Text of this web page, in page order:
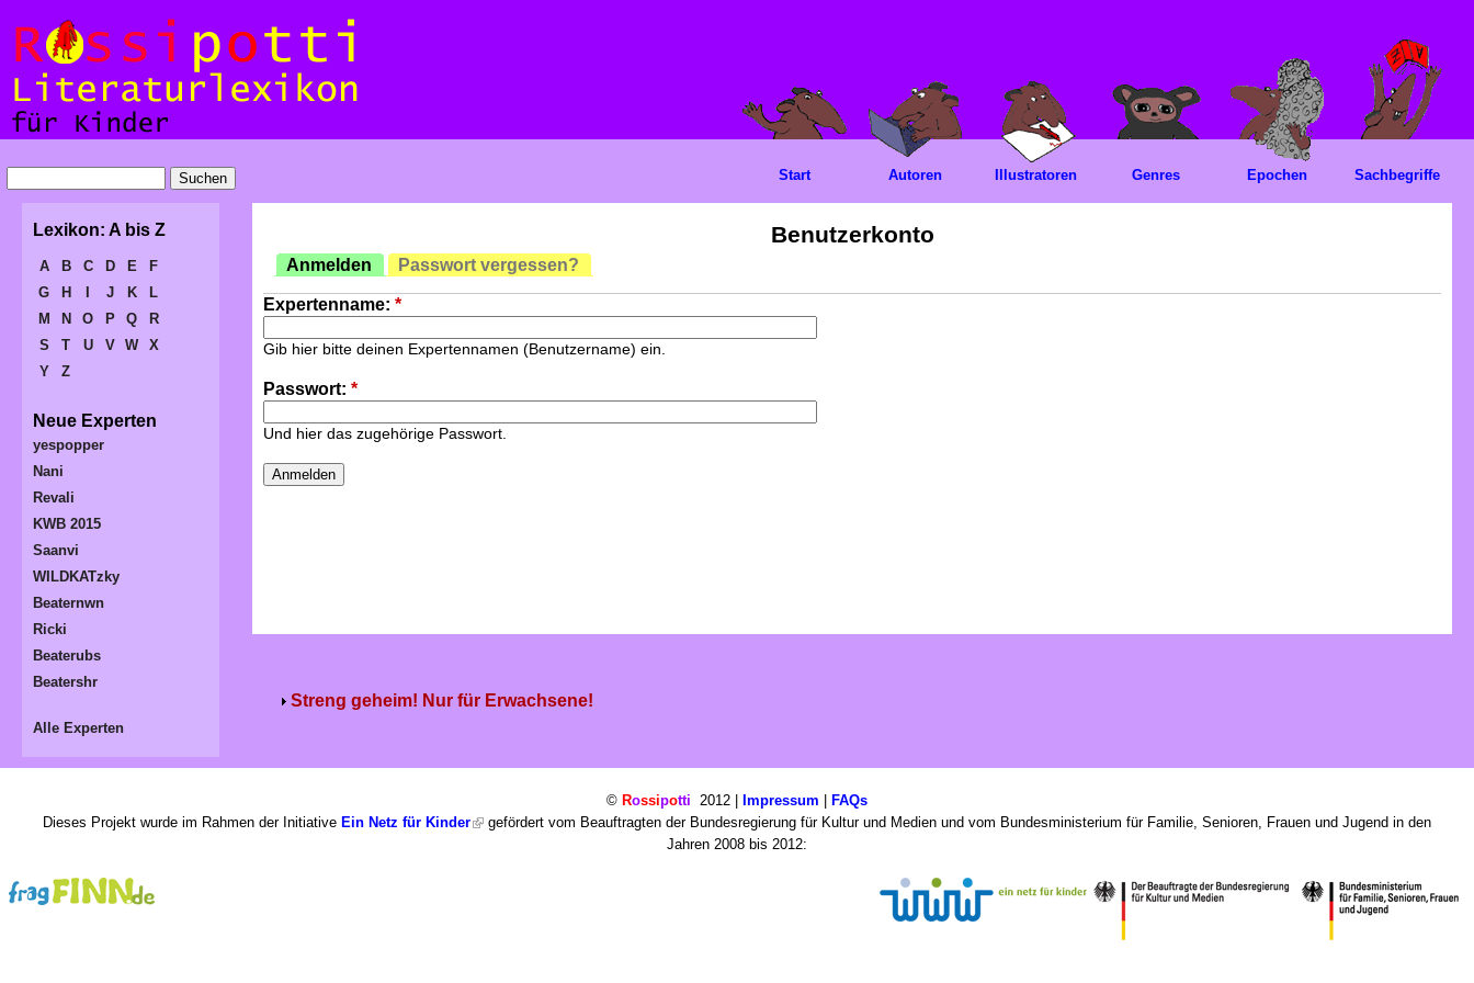
Benutzerkonto
Anmelden Passwort vergessen?
Expertenname: *
Gib hier bitte deinen Expertennamen (Benutzername) ein.
Passwort: *
Und hier das zugehörige Passwort.
Streng geheim! Nur für Erwachsene!
Start Autoren Illustratoren Genres Epochen Sachbegriffe
Lexikon: A bis Z
A B C D E
F
G
H J K
L
M
N O P Q
R
S
T U V W
X
Y
Z
Neue Experten
yespopper
Nani
Revali
KWB 2015
Saanvi
WILDKATzky
Beaternwn
Ricki
Beaterubs
Beatershr
Alle Experten
© Rossipotti 2012 | Impressum
FAQs
Dieses Projekt wurde im Rahmen der Initiative Ein Netz für Kinder
gefördert vom Beauftragten der Bundesregierung für Kultur und Medien und vom Bundesministerium für Familie, Senioren, Frauen und Jugend in den
Jahren 2008 bis 2012: